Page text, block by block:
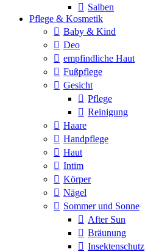
Salben
Pflege & Kosmetik
Baby & Kind
Deo
empfindliche Haut
Fußpflege
Gesicht
Pflege
Reinigung
Haare
Handpflege
Haut
Intim
Körper
Nägel
Sommer und Sonne
After Sun
Bräunung
Insektenschutz